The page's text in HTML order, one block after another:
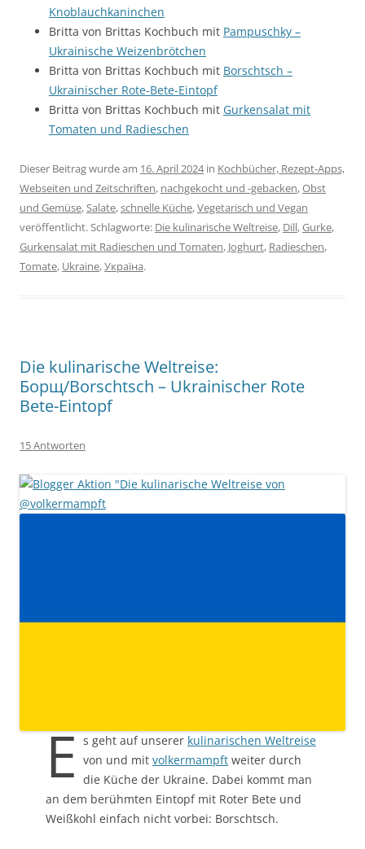
Knoblauchkaninchen
Britta von Brittas Kochbuch mit Pampuschky –
Ukrainische Weizenbrötchen
Britta von Brittas Kochbuch mit Borschtsch –
Ukrainischer Rote-Bete-Eintopf
Britta von Brittas Kochbuch mit Gurkensalat mit
Tomaten und Radieschen
Dieser Beitrag wurde am 16. April 2024in Kochbücher, Rezept-Apps,
Webseiten und Zeitschriften, nachgekocht und -gebacken,Obst
und Gemüse,Salate,schnelle Küche,Vegetarisch und Vegan
veröffentlicht. Schlagworte: Die kulinarische Weltreise, Dill,Gurke,
Gurkensalat mit Radieschen und Tomaten, Joghurt, Radieschen,
Tomate, Ukraine,Україна.
Die kulinarische Weltreise:
Борщ/Borschtsch – Ukrainischer Rote
Bete-Eintopf
15 Antworten
E s geht auf unserer kulinarischen Weltreise
von und mit volkermampft weiter durch
die Küche der Ukraine. Dabei kommt man
an dem berühmten Eintopf mit Roter Bete und
Weißkohl einfach nicht vorbei: Borschtsch.